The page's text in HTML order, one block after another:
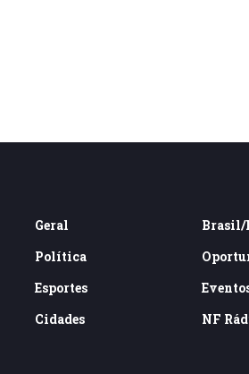
Geral
Política
Esportes
Cidades
Brasil/
NF